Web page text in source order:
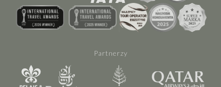
Partnerzy